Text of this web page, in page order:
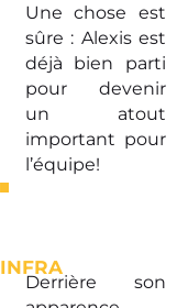
Une chose est
sûre : Alexis est
déjà bien parti
pour devenir
un atout
important pour
l’équipe!
INFRA
Derrière son